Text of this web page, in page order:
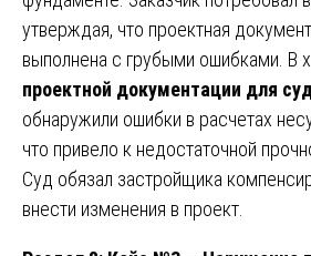
утверждая, что проектная
выполнена с грубыми ошибками. В
проектной документации для
обнаружили ошибки в расчетах
что привело к недостаточной
Суд обязал застройщика
внести изменения в проект.